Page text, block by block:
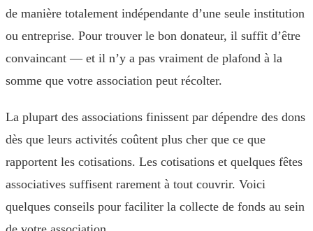
de manière totalement indépendante d’une seule institution
ou entreprise. Pour trouver le bon donateur, il suffit d’être
convaincant — et il n’y a pas vraiment de plafond à la
somme que votre association peut récolter.
La plupart des associations finissent par dépendre des dons
dès que leurs activités coûtent plus cher que ce que
rapportent les cotisations. Les cotisations et quelques fêtes
associatives suffisent rarement à tout couvrir. Voici
quelques conseils pour faciliter la collecte de fonds au sein